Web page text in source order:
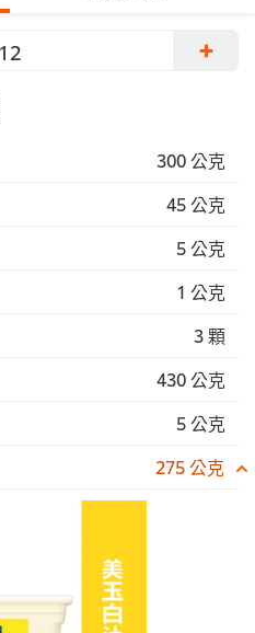
+
300 公克
45 公克
5 公克
1 公克
3 顆
430 公克
5 公克
275 公克